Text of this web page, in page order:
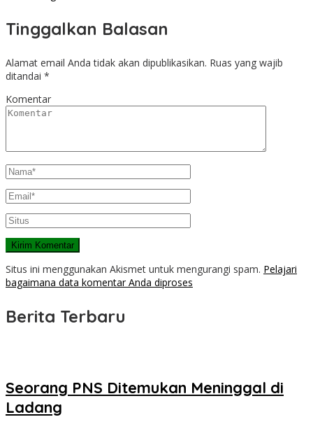
Tinggalkan Balasan
Alamat email Anda tidak akan dipublikasikan. Ruas yang wajib
ditandai *
Komentar
Situs ini menggunakan Akismet untuk mengurangi spam. Pelajari
bagaimana data komentar Anda diproses
Berita Terbaru
Seorang PNS Ditemukan Meninggal di
Ladang